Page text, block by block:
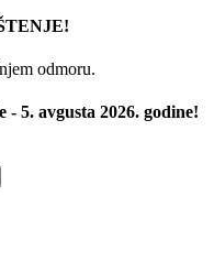
odmoru.
5. avgusta 2026. godine!